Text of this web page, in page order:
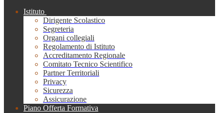
Istituto
Dirigente Scolastico
Segreteria
Organi collegiali
Regolamento di Istituto
Accreditamento Regionale
Comitato Tecnico Scientifico
Partner Territoriali
Privacy
Sicurezza
Assicurazione
Piano Offerta Formativa